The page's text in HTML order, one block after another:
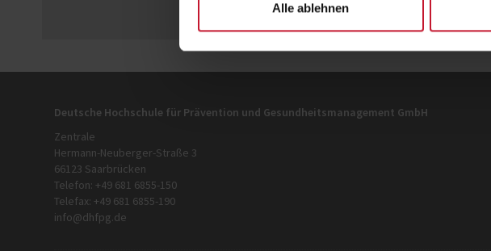
Alle ablehnen
Deutsche Hochschule für Prävention und Gesundheitsmanagement GmbH
Zentrale
Hermann-Neuberger-Straße 3
66123 Saarbrücken
Telefon: +49 681 6855-150
Telefax: +49 681 6855-190
info@dhfpg.de